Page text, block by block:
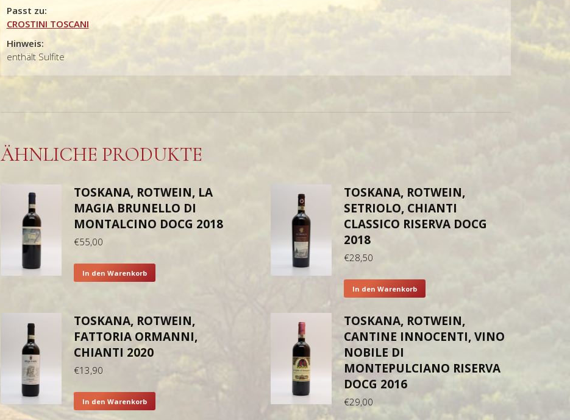
Passt zu:
CROSTINI TOSCANI
Hinweis:
enthält Sulfite
ÄHNLICHE PRODUKTE
TOSKANA, ROTWEIN, LA
MAGIA BRUNELLO DI
MONTALCINO DOCG 2018
€55,00
In den Warenkorb
TOSKANA, ROTWEIN,
SETRIOLO, CHIANTI
CLASSICO RISERVA DOCG
2018
€28,50
In den Warenkorb
TOSKANA, ROTWEIN,
FATTORIA ORMANNI,
CHIANTI 2020
€13,90
In den Warenkorb
TOSKANA, ROTWEIN,
CANTINE INNOCENTI, VINO
NOBILE DI
MONTEPULCIANO RISERVA
DOCG 2016
€29,00